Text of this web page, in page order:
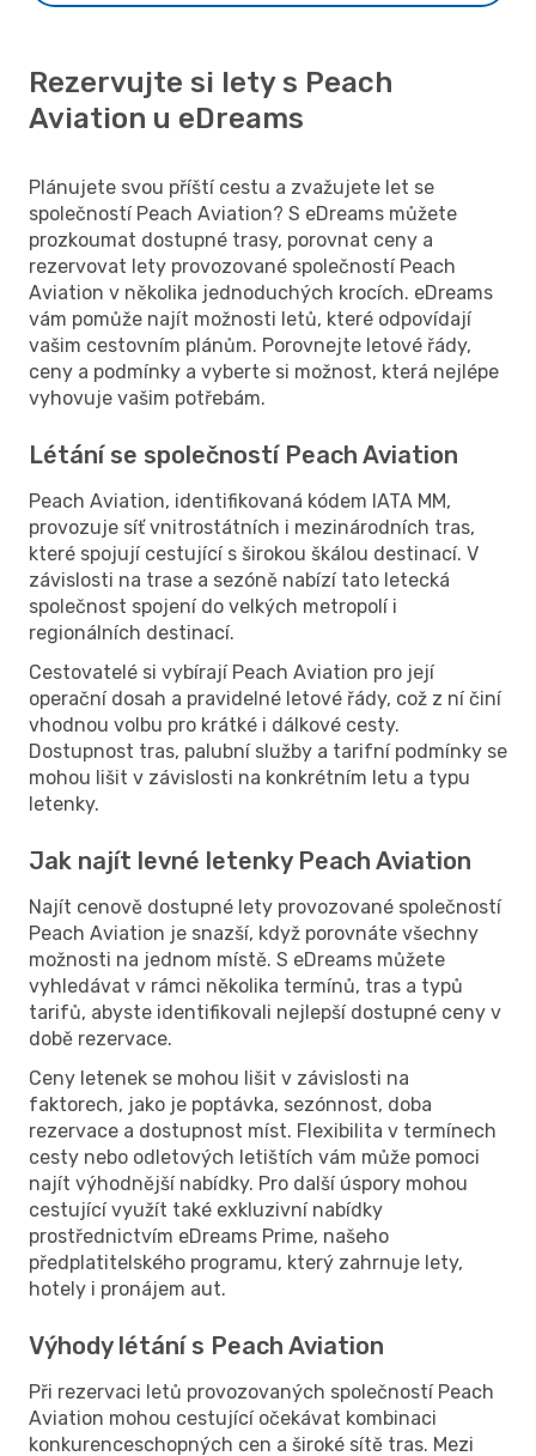
Rezervujte si lety s Peach
Aviation u eDreams
Plánujete svou příští cestu a zvažujete let se
společností Peach Aviation? S eDreams můžete
prozkoumat dostupné trasy, porovnat ceny a
rezervovat lety provozované společností Peach
Aviation v několika jednoduchých krocích. eDreams
vám pomůže najít možnosti letů, které odpovídají
vašim cestovním plánům. Porovnejte letové řády,
ceny a podmínky a vyberte si možnost, která nejlépe
vyhovuje vašim potřebám.
Létání se společností Peach Aviation
Peach Aviation, identifikovaná kódem IATA MM,
provozuje síť vnitrostátních i mezinárodních tras,
které spojují cestující s širokou škálou destinací. V
závislosti na trase a sezóně nabízí tato letecká
společnost spojení do velkých metropolí i
regionálních destinací.
Cestovatelé si vybírají Peach Aviation pro její
operační dosah a pravidelné letové řády, což z ní činí
vhodnou volbu pro krátké i dálkové cesty.
Dostupnost tras, palubní služby a tarifní podmínky se
mohou lišit v závislosti na konkrétním letu a typu
letenky.
Jak najít levné letenky Peach Aviation
Najít cenově dostupné lety provozované společností
Peach Aviation je snazší, když porovnáte všechny
možnosti na jednom místě. S eDreams můžete
vyhledávat v rámci několika termínů, tras a typů
tarifů, abyste identifikovali nejlepší dostupné ceny v
době rezervace.
Ceny letenek se mohou lišit v závislosti na
faktorech, jako je poptávka, sezónnost, doba
rezervace a dostupnost míst. Flexibilita v termínech
cesty nebo odletových letištích vám může pomoci
najít výhodnější nabídky. Pro další úspory mohou
cestující využít také exkluzivní nabídky
prostřednictvím eDreams Prime, našeho
předplatitelského programu, který zahrnuje lety,
hotely i pronájem aut.
Výhody létání s Peach Aviation
Při rezervaci letů provozovaných společností Peach
Aviation mohou cestující očekávat kombinaci
konkurenceschopných cen a široké sítě tras. Mezi